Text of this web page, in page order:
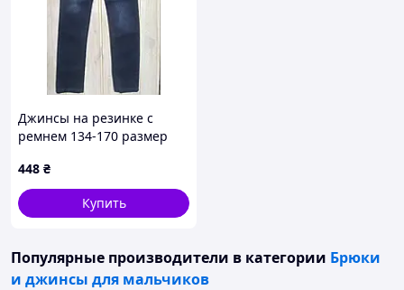
Джинсы на резинке с
ремнем 134-170 размер
448 ₴
Купить
Популярные производители в категории Брюки
и джинсы для мальчиков